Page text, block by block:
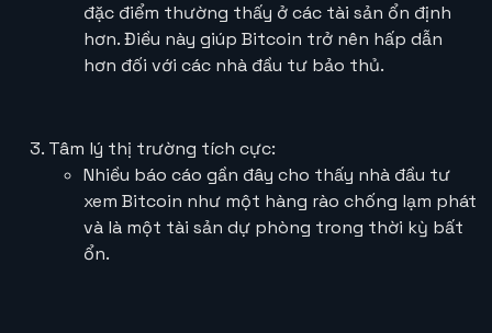
đặc điểm thường thấy ở các tài sản ổn định
hơn. Điều này giúp Bitcoin trở nên hấp dẫn
hơn đối với các nhà đầu tư bảo thủ.
Tâm lý thị trường tích cực:
Nhiều báo cáo gần đây cho thấy nhà đầu tư
xem Bitcoin như một hàng rào chống lạm phát
và là một tài sản dự phòng trong thời kỳ bất
ổn.